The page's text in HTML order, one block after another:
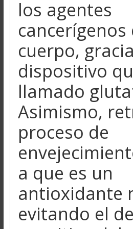
los agentes
cancerígenos
cuerpo,
dispositivo
llamado
Asimismo,
proceso de
a que es un
antioxidante
evitando el